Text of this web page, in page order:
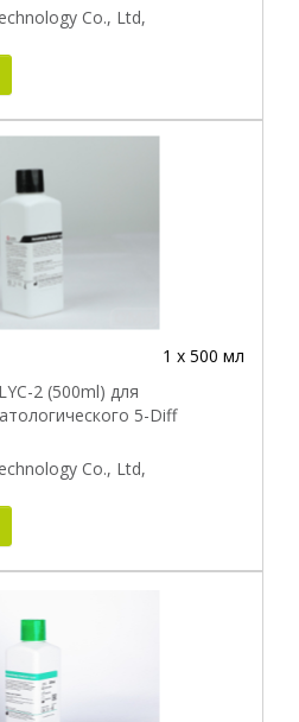
Co., Ltd,
1 х 500 мл
2 (500ml) для
5-Diff
Co., Ltd,